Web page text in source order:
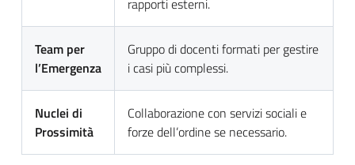
rapporti esterni.
Team per
l’Emergenza
Gruppo di docenti formati per gestire
i casi più complessi.
Nuclei di
Prossimità
Collaborazione con servizi sociali e
forze dell’ordine se necessario.